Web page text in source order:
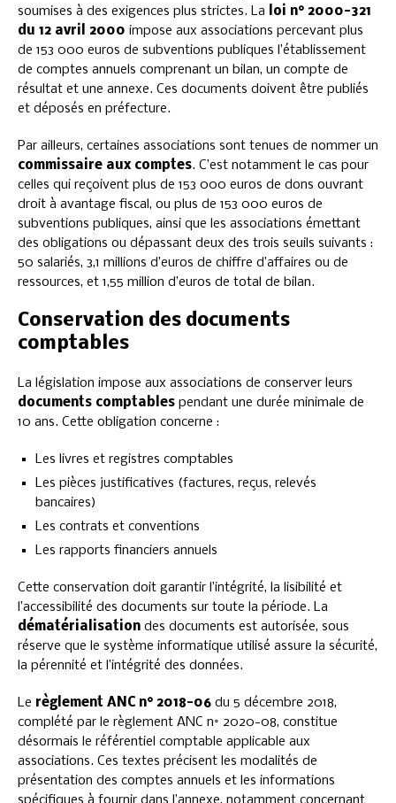
soumises à des exigences plus strictes. La
loi n° 2000-321
du 12 avril 2000 impose aux associations percevant plus
de 153 000 euros de subventions publiques l’établissement
de comptes annuels comprenant un bilan, un compte de
résultat et une annexe. Ces documents doivent être publiés
et déposés en préfecture.
Par ailleurs, certaines associations sont tenues de nommer un
commissaire aux comptes. C’est notamment le cas pour
celles qui reçoivent plus de 153 000 euros de dons ouvrant
droit à avantage fiscal, ou plus de 153 000 euros de
subventions publiques, ainsi que les associations émettant
des obligations ou dépassant deux des trois seuils suivants :
50 salariés, 3,1 millions d’euros de chiffre d’affaires ou de
ressources, et 1,55 million d’euros de total de bilan.
Conservation des documents
comptables
La législation impose aux associations de conserver leurs
documents comptables pendant une durée minimale de
10 ans. Cette obligation concerne :
Les livres et registres comptables
Les pièces justificatives (factures, reçus, relevés
bancaires)
Les contrats et conventions
Les rapports financiers annuels
Cette conservation doit garantir l’intégrité, la lisibilité et
l’accessibilité des documents sur toute la période. La
dématérialisation des documents est autorisée, sous
réserve que le système informatique utilisé assure la sécurité,
la pérennité et l’intégrité des données.
Le règlement ANC n° 2018-06 du 5 décembre 2018,
complété par le règlement ANC n° 2020-08, constitue
désormais le référentiel comptable applicable aux
associations. Ces textes précisent les modalités de
présentation des comptes annuels et les informations
spécifiques à fournir dans l’annexe, notamment concernant